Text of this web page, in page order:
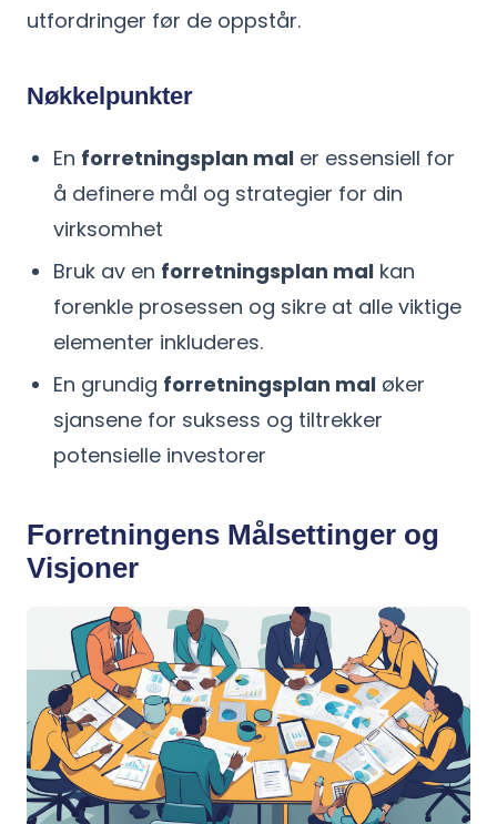
utfordringer før de oppstår.
Nøkkelpunkter
En forretningsplan mal er essensiell for
å definere mål og strategier for din
virksomhet
Bruk av en forretningsplan mal kan
forenkle prosessen og sikre at alle viktige
elementer inkluderes.
En grundig forretningsplan mal øker
sjansene for suksess og tiltrekker
potensielle investorer
Forretningens Målsettinger og
Visjoner